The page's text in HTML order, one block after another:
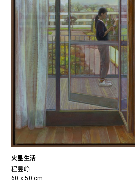
火星生活
程昱峥
60 x 50 cm